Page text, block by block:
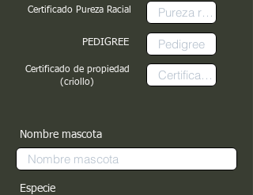
Certificado Pureza Racial
PEDIGREE
Certificado de propiedad
(criollo)
Nombre mascota
Especie